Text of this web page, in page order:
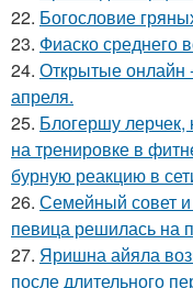
22. Богословие
23. Фиаско среднего
24. Открытые онлайн
апреля.
25. Блогершу лерчек,
на тренировке в
бурную реакцию в
26. Семейный совет и
певица решилась на
27. Яришна айяла
после длительного